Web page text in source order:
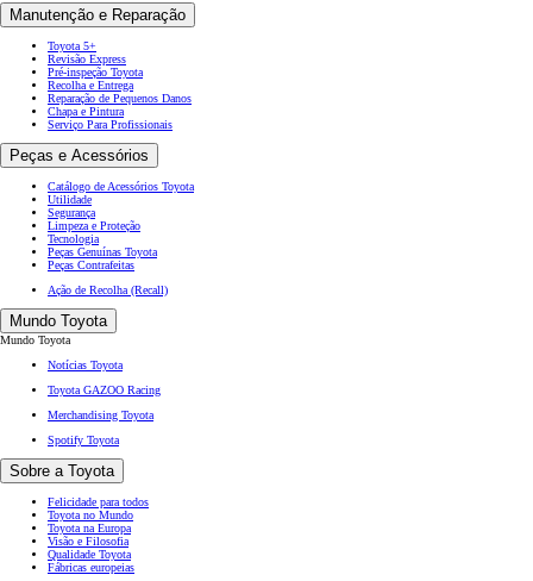
Manutenção e Reparação
Toyota 5+
Revisão Express
Pré-inspeção Toyota
Recolha e Entrega
Reparação de Pequenos Danos
Chapa e Pintura
Serviço Para Profissionais
Peças e Acessórios
Catálogo de Acessórios Toyota
Utilidade
Segurança
Limpeza e Proteção
Tecnologia
Peças Genuínas Toyota
Peças Contrafeitas
Ação de Recolha (Recall)
Mundo Toyota
Mundo Toyota
Notícias Toyota
Toyota GAZOO Racing
Merchandising Toyota
Spotify Toyota
Sobre a Toyota
Felicidade para todos
Toyota no Mundo
Toyota na Europa
Visão e Filosofia
Qualidade Toyota
Fábricas europeias